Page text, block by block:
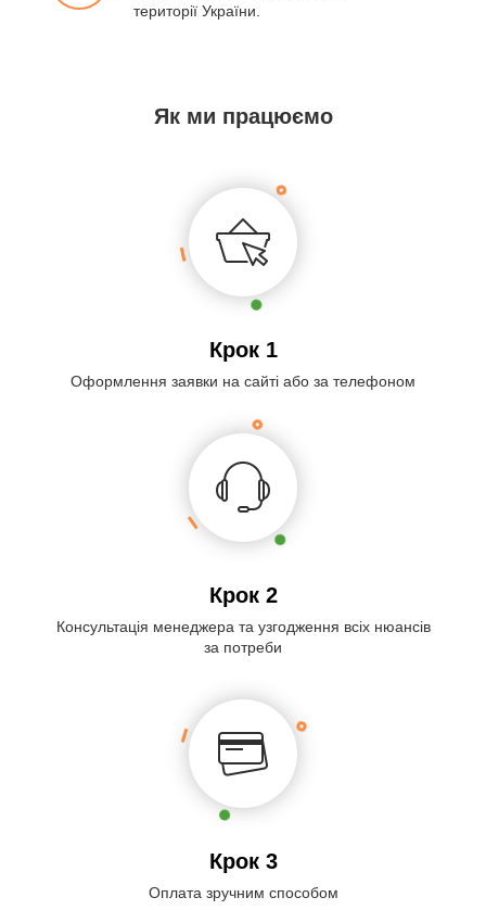
території України.
Як ми працюємо
Крок 1
Оформлення заявки на сайті або за телефоном
Крок 2
Консультація менеджера та узгодження всіх нюансів
за потреби
Крок 3
Оплата зручним способом